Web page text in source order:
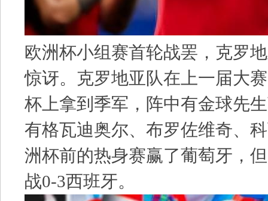
欧洲杯小组赛首轮战罢，克罗
惊讶。克罗地亚队在上一届大
杯上拿到季军，阵中有金球先
有格瓦迪奥尔、布罗佐维奇、
洲杯前的热身赛赢了葡萄牙，
战0-3西班牙。